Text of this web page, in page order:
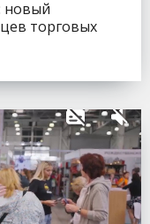
новый
торговых